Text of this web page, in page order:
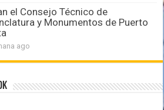
el Consejo Técnico de
y Monumentos de Puerto
ago